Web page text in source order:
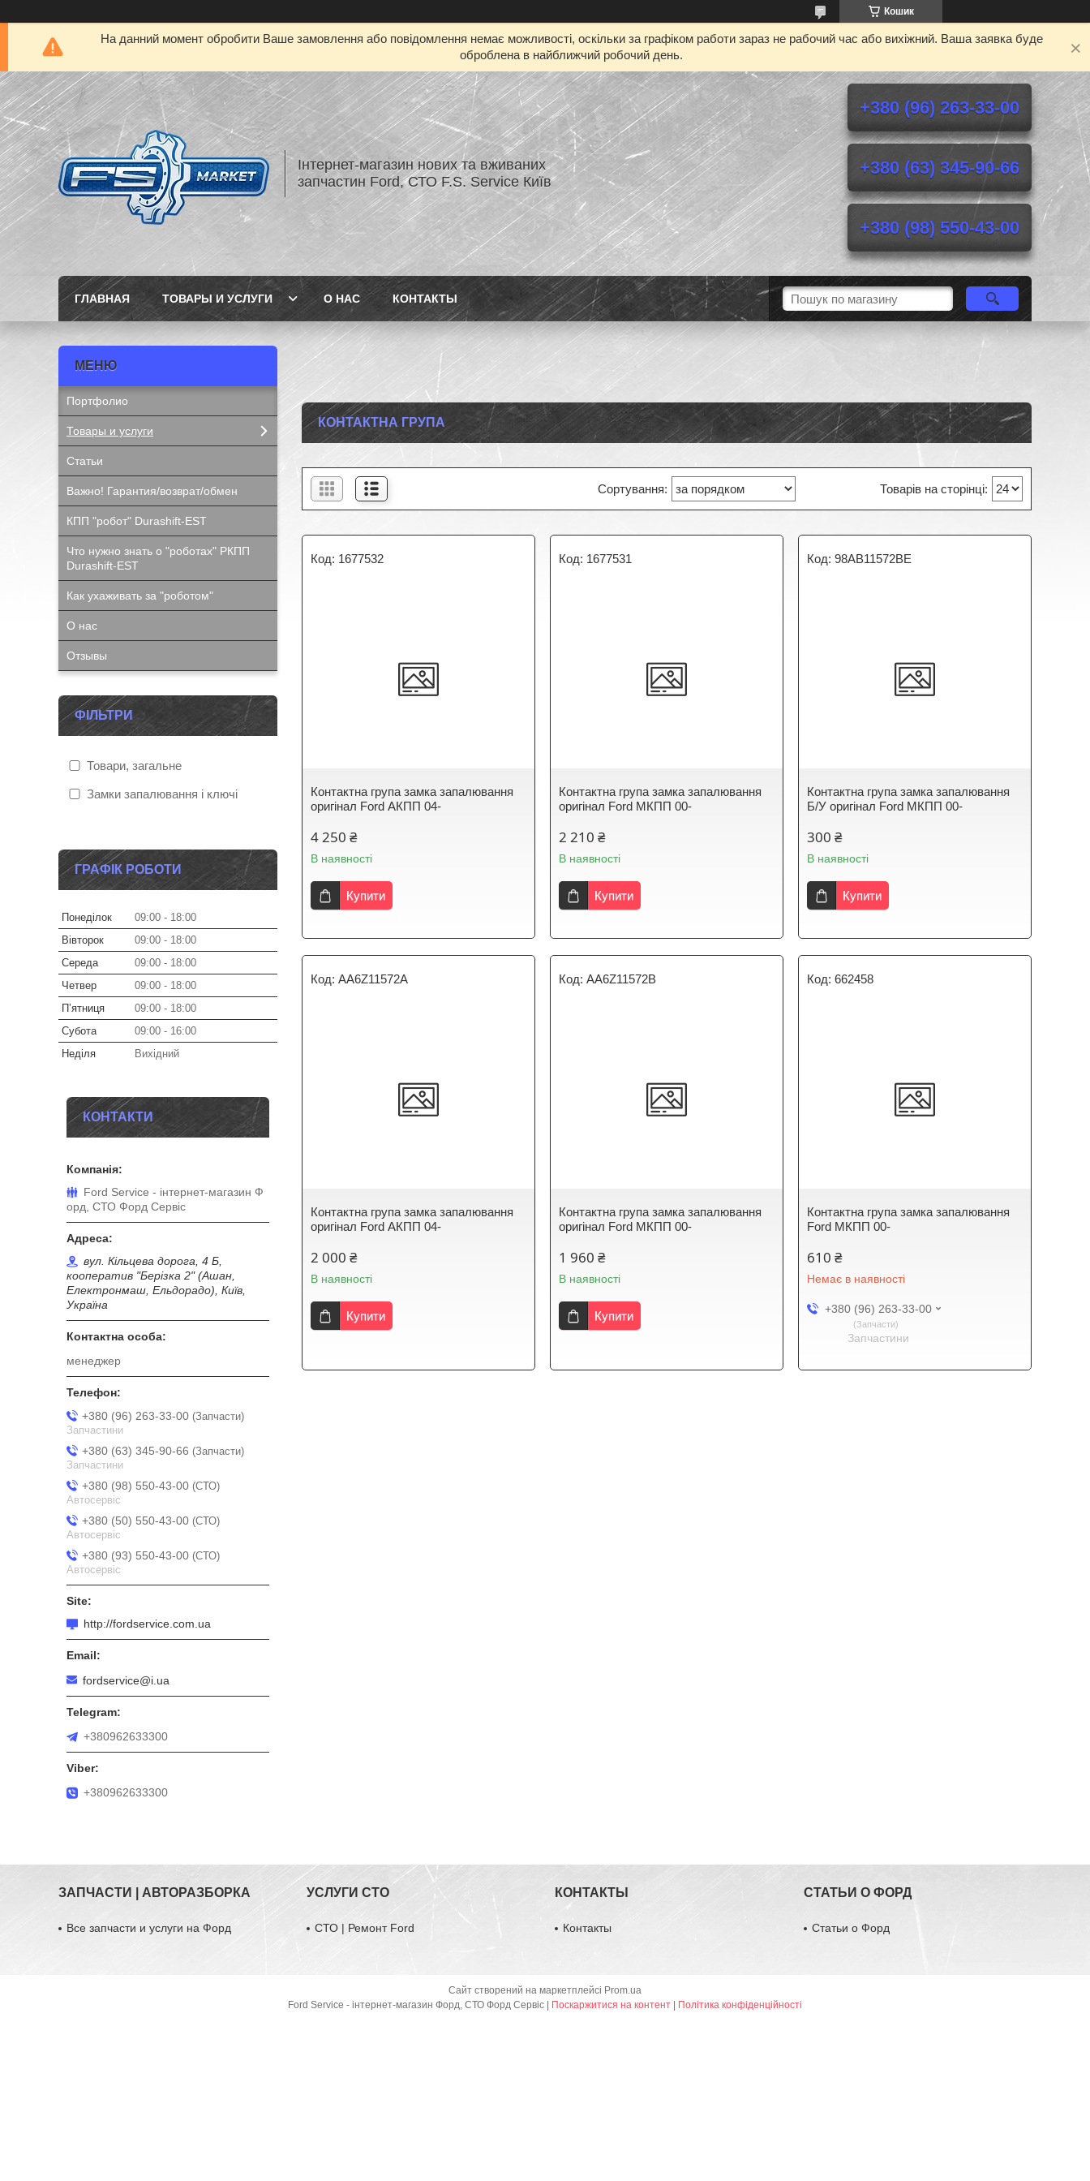
Кошик
На данний момент обробити Ваше замовлення або повідомлення немає можливості, оскільки за графіком работи зараз не рабочий час або вихіжний. Ваша заявка буде
оброблена в найближчий робочий день.
Інтернет-магазин нових та вживаних
запчастин Ford, СТО F.S. Service Київ
+380 (96) 263-33-00
+380 (63) 345-90-66
+380 (98) 550-43-00
ГЛАВНАЯ ТОВАРЫ И УСЛУГИ О НАС КОНТАКТЫ
КОНТАКТНА ГРУПА
1677532
Контактна група замка запалювання
оригінал Ford АКПП 04-
4 250 ₴
В наявності
Купити
1677531
Контактна група замка запалювання
оригінал Ford МКПП 00-
2 210 ₴
В наявності
Купити
98AB11572BE
Контактна група замка запалювання
Б/У оригінал Ford МКПП 00-
300 ₴
В наявності
Купити
AA6Z11572A
Контактна група замка запалювання
оригінал Ford АКПП 04-
2 000 ₴
В наявності
Купити
AA6Z11572B
Контактна група замка запалювання
оригінал Ford МКПП 00-
1 960 ₴
В наявності
Купити
662458
Контактна група замка запалювання
Ford МКПП 00-
610 ₴
Немає в наявності
+380 (96) 263-33-00
Запчасти
Запчастини
Портфолио
Товары и услуги
Статьи
Важно! Гарантия/возврат/обмен
КПП "робот" Durashift-EST
Что нужно знать о "роботах" РКПП
Durashift-EST
Как ухаживать за "роботом"
О нас
Отзывы
ФІЛЬТРИ
Товари, загальне
Замки запалювання і ключі
ГРАФІК РОБОТИ
Понеділок 09:00
18:00
Вівторок
09:00
18:00
Середа
09:00
18:00
Четвер
09:00
18:00
Пʼятниця
09:00
18:00
Субота
09:00
16:00
Неділя
Вихідний
КОНТАКТИ
Ford Service - інтернет-магазин Ф
орд, СТО Форд Сервіс
вул. Кільцева дорога, 4 Б,
кооператив "Берізка 2" (Ашан,
Електронмаш, Ельдорадо), Київ,
Україна
менеджер
+380 (96) 263-33-00 Запчасти
Запчастини
+380 (63) 345-90-66 Запчасти
Запчастини
+380 (98) 550-43-00 СТО
Автосервіс
+380 (50) 550-43-00 СТО
Автосервіс
+380 (93) 550-43-00 СТО
Автосервіс
http://fordservice.com.ua
fordservice@i.ua
+380962633300
+380962633300
ЗАПЧАСТИ | АВТОРАЗБОРКА
Все запчасти и услуги на Форд
УСЛУГИ СТО
СТО | Ремонт Ford
КОНТАКТЫ
Контакты
СТАТЬИ О ФОРД
Статьи о Форд
Сайт створений на маркетплейсі Prom.ua
Ford Service - інтернет-магазин Форд, СТО Форд Сервіс | Поскаржитися на контент | Політика конфіденційності